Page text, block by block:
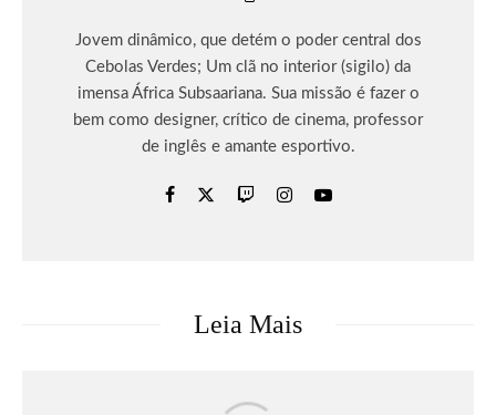
Jovem dinâmico, que detém o poder central dos
Cebolas Verdes; Um clã no interior (sigilo) da
imensa África Subsaariana. Sua missão é fazer o
bem como designer, crítico de cinema, professor
de inglês e amante esportivo.
Leia Mais